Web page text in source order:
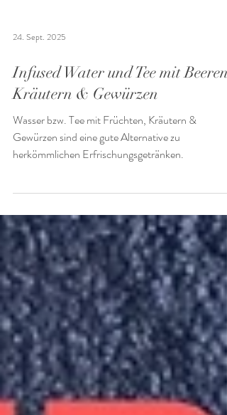
24. Sept. 2025
Infused Water und Tee mit Beeren,
Kräutern & Gewürzen
Wasser bzw. Tee mit Früchten, Kräutern &
herkömmlichen Erfrischungsgetränken.